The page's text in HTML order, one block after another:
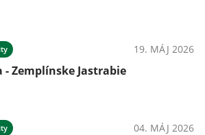
19. MÁJ 2026
- Zemplínske Jastrabie
04. MÁJ 2026